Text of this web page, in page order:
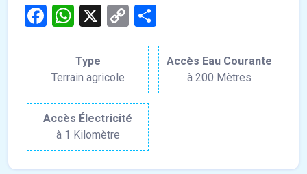
Facebook
WhatsApp
X
Copy
Type
Terrain agricole
Accès Eau Courante
à 200 Mètres
Accès Électricité
à 1 Kilomètre